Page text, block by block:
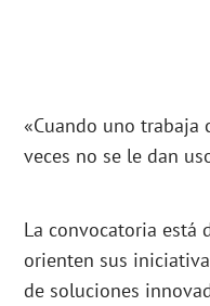
«Cuando uno trabaja
veces no se le dan
La convocatoria está
orienten sus
de soluciones